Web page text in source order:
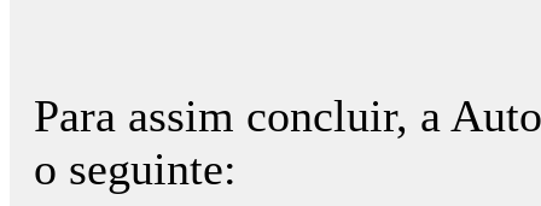
Para assim concluir, a
o seguinte: